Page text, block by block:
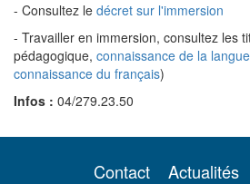
- Consultez le décret sur l'immersion
- Travailler en immersion, consultez les
pédagogique, connaissance de la
connaissance du français)
Infos : 04/279.23.50
Contact Actualités